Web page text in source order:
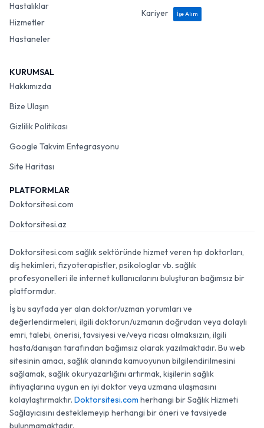
Hastalıklar
Hizmetler
Hastaneler
Kariyer
İşe Alım
KURUMSAL
Hakkımızda
Bize Ulaşın
Gizlilik Politikası
Google Takvim Entegrasyonu
Site Haritası
PLATFORMLAR
Doktorsitesi.com
Doktorsitesi.az
Doktorsitesi.com sağlık sektöründe hizmet veren tıp doktorları,
diş hekimleri, fizyoterapistler, psikologlar vb. sağlık
profesyonelleri ile internet kullanıcılarını buluşturan bağımsız bir
platformdur.
İş bu sayfada yer alan doktor/uzman yorumları ve
değerlendirmeleri, ilgili doktorun/uzmanın doğrudan veya dolaylı
emri, talebi, önerisi, tavsiyesi ve/veya ricası olmaksızın, ilgili
hasta/danışan tarafından bağımsız olarak yazılmaktadır. Bu web
sitesinin amacı, sağlık alanında kamuoyunun bilgilendirilmesini
sağlamak, sağlık okuryazarlığını artırmak, kişilerin sağlık
ihtiyaçlarına uygun en iyi doktor veya uzmana ulaşmasını
kolaylaştırmaktır. Doktorsitesi.com herhangi bir Sağlık Hizmeti
Sağlayıcısını desteklemeyip herhangi bir öneri ve tavsiyede
bulunmamaktadır.